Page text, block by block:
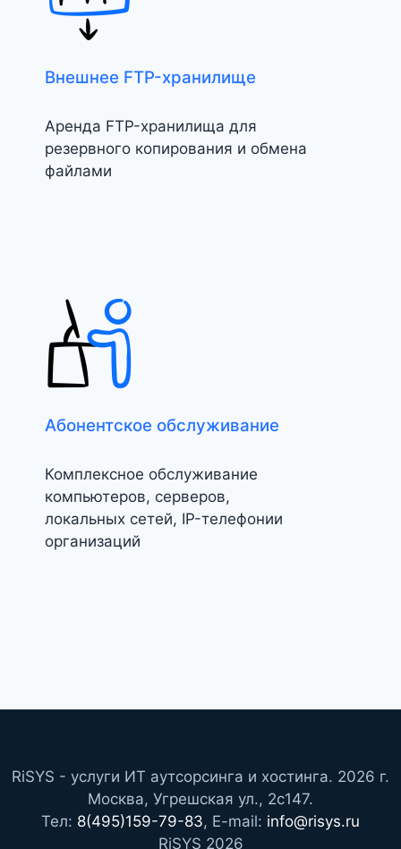
Внешнее FTP-хранилище
Аренда FTP-хранилища для
резервного копирования и обмена
файлами
Абонентское обслуживание
Комплексное обслуживание
компьютеров, серверов,
локальных сетей, IP-телефонии
организаций
RiSYS - услуги ИТ аутсорсинга и хостинга. 2026 г.
Москва, Угрешская ул., 2с147.
Тел: 8(495)159-79-83, E-mail: info@risys.ru
RiSYS 2026